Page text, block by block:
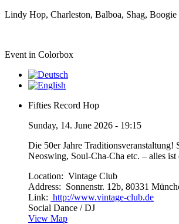
Lindy Hop, Charleston, Balboa, Shag,
Event in Colorbox
Fifties Record Hop
Sunday, 14. June 2026 - 19:15
Die 50er Jahre
Neoswing, Soul-Cha-Cha etc. – alles
Location: Vintage Club
Address: Sonnenstr. 12b, 80331
Link: http://www.vintage-club.de
Social Dance / DJ
View Map